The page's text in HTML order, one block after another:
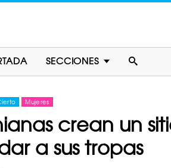
SECCIONES
Mujeres
crean un
a sus tropas